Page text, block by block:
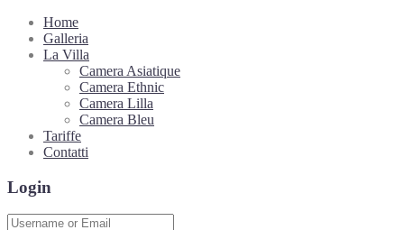
Home
Galleria
La Villa
Camera Asiatique
Camera Ethnic
Camera Lilla
Camera Bleu
Tariffe
Contatti
Login